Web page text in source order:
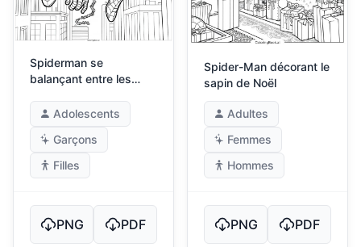
Spiderman se
balançant entre les
Adolescents
Garçons
Filles
PNG PDF
Spider-Man décorant le
sapin de Noël
Adultes
Femmes
Hommes
PNG PDF